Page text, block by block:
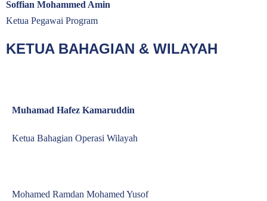
Soffian Mohammed Amin
Ketua Pegawai Program
KETUA BAHAGIAN & WILAYAH
Muhamad Hafez Kamaruddin
Ketua Bahagian Operasi Wilayah
Mohamed Ramdan Mohamed Yusof